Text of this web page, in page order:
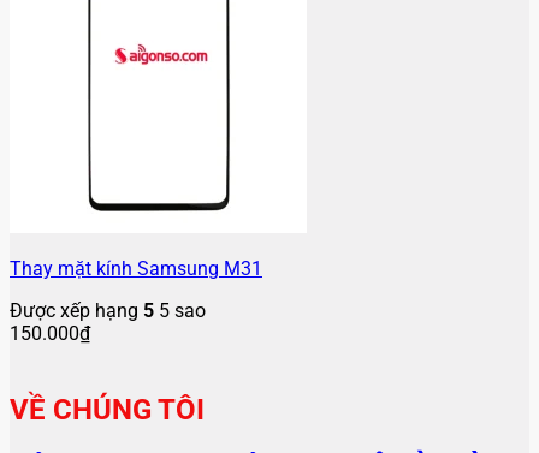
Thay mặt kính Samsung M31
Được xếp hạng 5 5 sao
150.000₫
VỀ CHÚNG TÔI